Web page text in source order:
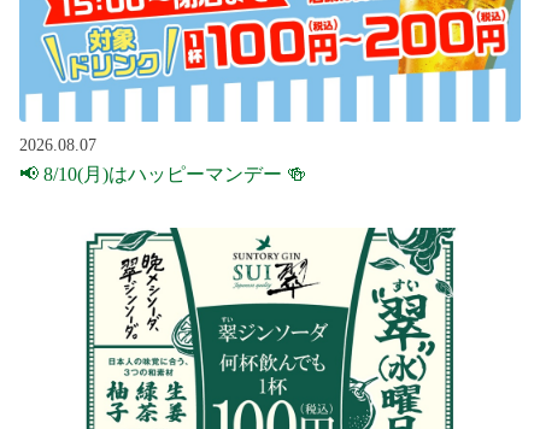
2026.08.07
📢 8/10(月)はハッピーマンデー 🍻